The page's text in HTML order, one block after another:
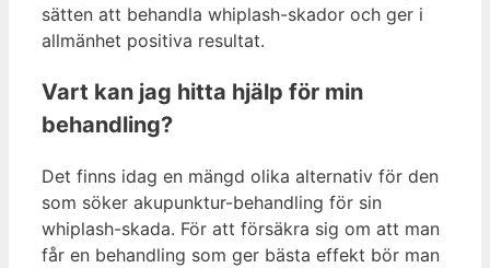
sätten att behandla whiplash-skador och ger i
allmänhet positiva resultat.
Vart kan jag hitta hjälp för min
behandling?
Det finns idag en mängd olika alternativ för den
som söker akupunktur-behandling för sin
whiplash-skada. För att försäkra sig om att man
får en behandling som ger bästa effekt bör man